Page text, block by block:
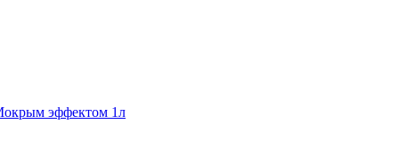
эффектом 1л